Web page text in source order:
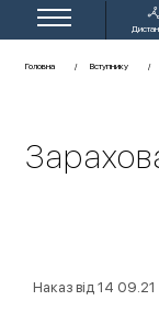
Головна Вступнику
Наказ від 14